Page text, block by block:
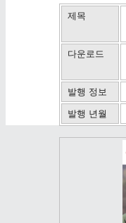
제목
다운로드
발행 정보
발행 년월